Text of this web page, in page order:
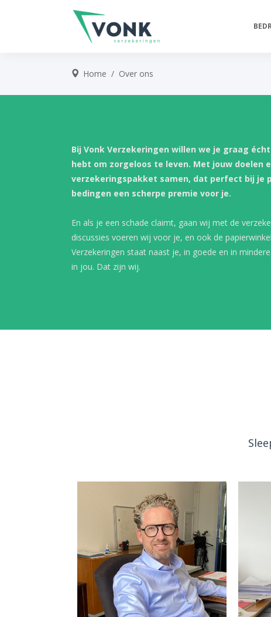
Home / Over ons
Bij Vonk Verzekeringen willen we je graag
hebt om zorgeloos te leven. Met jouw doelen
verzekeringspakket samen, dat perfect bij je
bedingen een scherpe premie voor je.
En als je een schade claimt, gaan wij met de
discussies voeren wij voor je, en ook de
Verzekeringen staat naast je, in goede en in
in jou. Dat zijn wij.